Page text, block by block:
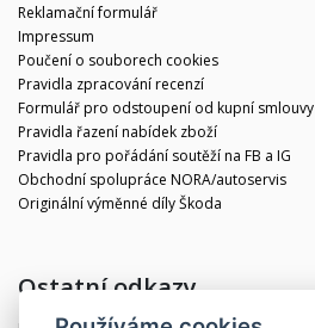
Reklamační formulář
Impressum
Poučení o souborech cookies
Pravidla zpracování recenzí
Formulář pro odstoupení od kupní smlouvy
Pravidla řazení nabídek zboží
Pravidla pro pořádání soutěží na FB a IG
Obchodní spolupráce NORA/autoservis
Originální výměnné díly Škoda
Ostatní odkazy